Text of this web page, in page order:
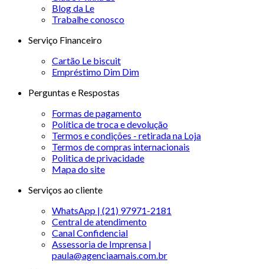
Blog da Le
Trabalhe conosco
Serviço Financeiro
Cartão Le biscuit
Empréstimo Dim Dim
Perguntas e Respostas
Formas de pagamento
Política de troca e devolução
Termos e condições - retirada na Loja
Termos de compras internacionais
Politica de privacidade
Mapa do site
Serviços ao cliente
WhatsApp | (21) 97971-2181
Central de atendimento
Canal Confidencial
Assessoria de Imprensa |
paula@agenciaamais.com.br